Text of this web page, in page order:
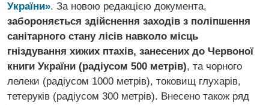
України». За новою редакцією документа,
забороняється здійснення заходів з поліпшення
санітарного стану лісів навколо місць
гніздування хижих птахів, занесених до Червоної
книги України (радіусом 500 метрів), та чорного
лелеки (радіусом 1000 метрів), токовищ глухарів,
тетеруків (радіусом 300 метрів). Внесено також ряд